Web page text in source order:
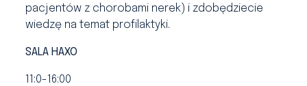
pacjentów z chorobami nerek) i zdobędziecie
wiedzę na temat profilaktyki.
SALA HAXO
11:0-16:00